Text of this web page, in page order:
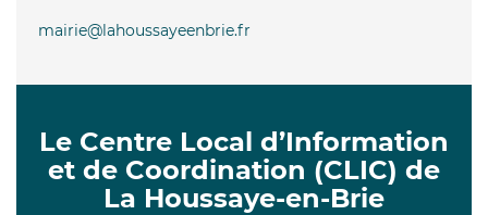
mairie@lahoussayeenbrie.fr
Le Centre Local d’Information
et de Coordination (CLIC) de
La Houssaye-en-Brie